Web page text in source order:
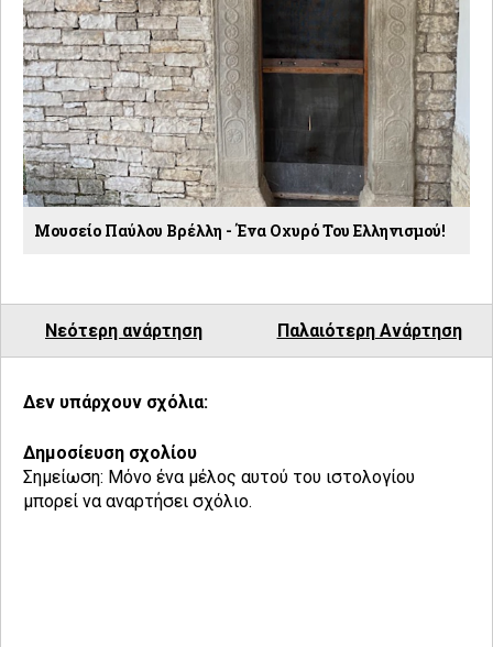
Μουσείο Παύλου Βρέλλη - Ένα Οχυρό Του Ελληνισμού!
Νεότερη ανάρτηση Παλαιότερη Ανάρτηση
Δεν υπάρχουν σχόλια:
Δημοσίευση σχολίου
Σημείωση: Μόνο ένα μέλος αυτού του ιστολογίου
μπορεί να αναρτήσει σχόλιο.